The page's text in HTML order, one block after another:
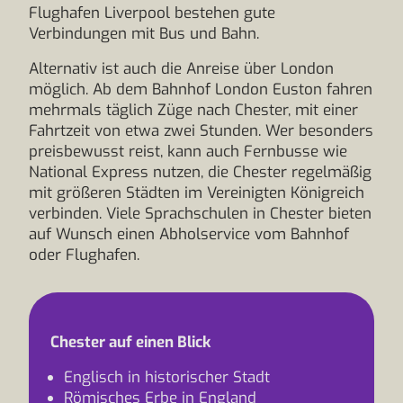
Flughafen Liverpool bestehen gute
Verbindungen mit Bus und Bahn.
Alternativ ist auch die Anreise über London
möglich. Ab dem Bahnhof London Euston fahren
mehrmals täglich Züge nach Chester, mit einer
Fahrtzeit von etwa zwei Stunden. Wer besonders
preisbewusst reist, kann auch Fernbusse wie
National Express nutzen, die Chester regelmäßig
mit größeren Städten im Vereinigten Königreich
verbinden. Viele Sprachschulen in Chester bieten
auf Wunsch einen Abholservice vom Bahnhof
oder Flughafen.
Chester auf einen Blick
Englisch in historischer Stadt
Römisches Erbe in England